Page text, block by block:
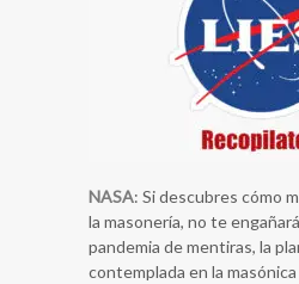
NASA: Si descubres cómo
la masonería, no te
pandemia de mentiras, la
contemplada en la